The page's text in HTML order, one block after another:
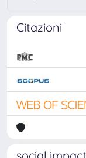
Citazioni